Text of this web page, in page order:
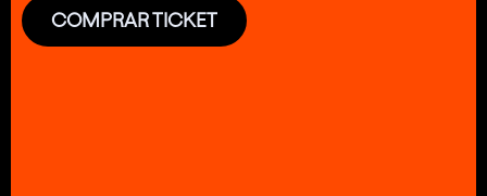
COMPRAR TICKET